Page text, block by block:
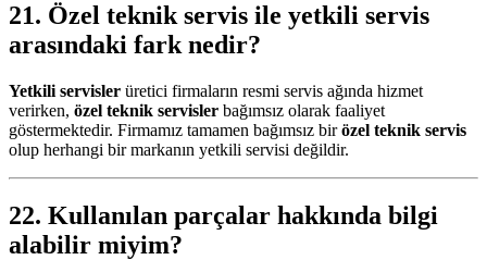
21. Özel teknik servis ile yetkili servis
arasındaki fark nedir?
Yetkili servisler üretici firmaların resmi servis ağında hizmet
verirken, özel teknik servisler bağımsız olarak faaliyet
göstermektedir. Firmamız tamamen bağımsız birözel teknik servis
olup herhangi bir markanın yetkili servisi değildir.
22. Kullanılan parçalar hakkında bilgi
alabilir miyim?